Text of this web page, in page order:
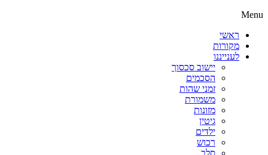
Menu
ראשי
מקורות
לענייננו
יישוב סכסוך
הסכמים
זמני שהות
משמורת
מזונות
גיטין
ילדים
רכוש
סלב